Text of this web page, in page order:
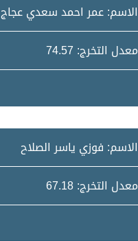
الاسم: عمر احمد سعدي عجاج
معدل التخرج: 74.57
الاسم: فوزي ياسر الصلاح
معدل التخرج: 67.18